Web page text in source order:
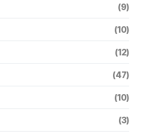
(9)
(10)
(12)
(47)
(10)
(3)